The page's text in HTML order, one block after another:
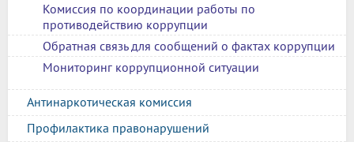
Комиссия по координации работы по
противодействию коррупции
Обратная связь для сообщений о фактах коррупции
Мониторинг коррупционной ситуации
Антинаркотическая комиссия
Профилактика правонарушений